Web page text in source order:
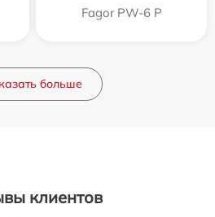
Fagor PW-6 P
больше
клиентов